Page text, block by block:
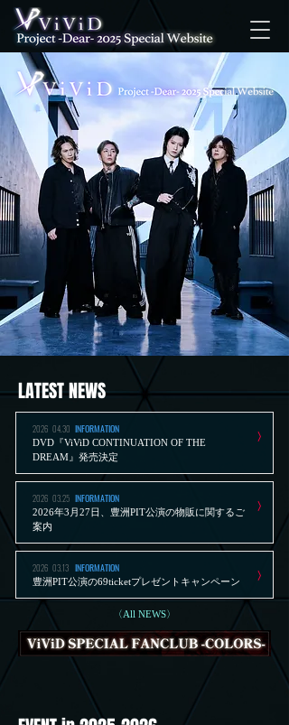
LATEST NEWS
INFORMATION
2026 04.30
DVD『ViViD CONTINUATION OF THE
DREAM』発売決定
〉
INFORMATION
2026 03.25
2026年3月27日、豊洲PIT公演の物販に関するご
案内
〉
INFORMATION
2026 03.13
豊洲PIT公演の69ticketプレゼントキャンペーン 〉
〈All NEWS〉